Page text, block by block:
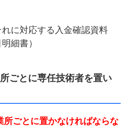
に対応する入金確認資料
細書）
ごとに専任技術者を置い
所ごとに置かなければならな